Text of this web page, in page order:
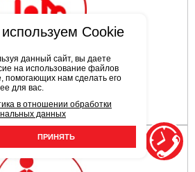
СОТРУДНИКИ
Cookie
данный сайт, вы даете
на использование файлов
помогающих нам сделать его
для вас.
в отношении обработки
данных
ПРИНЯТЬ